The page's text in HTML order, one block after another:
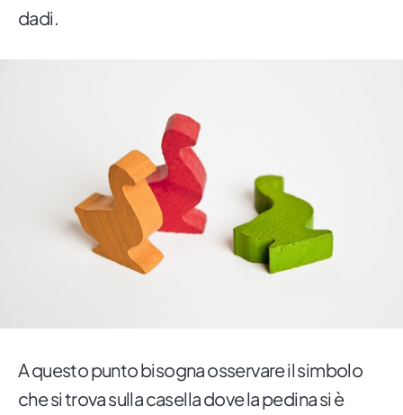
dadi.
A questo punto bisogna osservare il simbolo
che si trova sulla casella dove la pedina si è